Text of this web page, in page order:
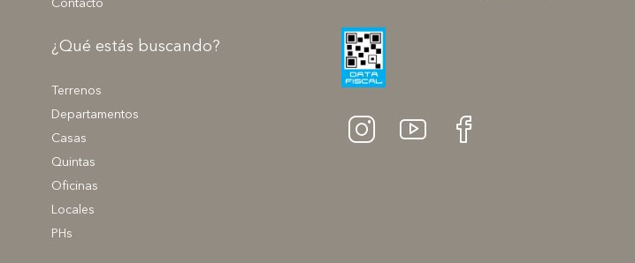
Contacto
¿Qué estás buscando?
Terrenos
Departamentos
Casas
Quintas
Oficinas
Locales
PHs